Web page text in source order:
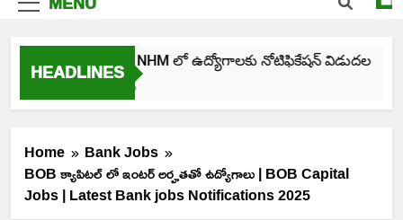
HEADLINES
తెలంగాణ NHM లో ఉద్యోగాలకు నోటిఫికేషన్ విడుదల
Home
Bank Jobs
BOB క్యాపిటల్ లో ఇంటర్ అర్హతతో ఉద్యోగాలు | BOB Capital
Jobs | Latest Bank jobs Notifications 2025